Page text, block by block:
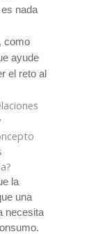
nada
como
ayude
el reto al
la
una
necesita